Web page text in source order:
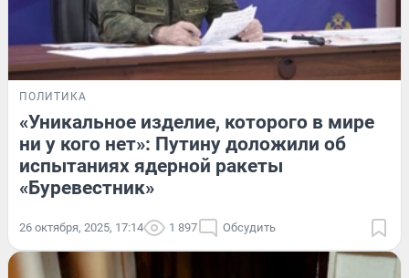
ПОЛИТИКА
«Уникальное изделие, которого в мире
ни у кого нет»: Путину доложили об
испытаниях ядерной ракеты
«Буревестник»
26 октября, 2025, 17:14 1 897 Обсудить